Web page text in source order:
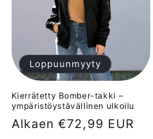
Loppuunmyyty
Kierrätetty Bomber-takki –
ympäristöystävällinen ulkoilu
Normaalihinta
Alkaen €72,99 EUR